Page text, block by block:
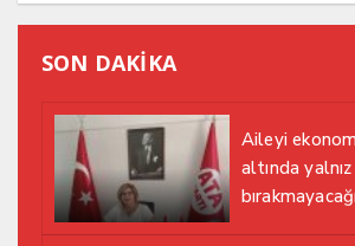
SON DAKİKA
Aileyi
altında yalnız